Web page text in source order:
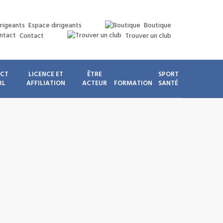
Espace dirigeants
Boutique
Contact
Trouver un club
LICENCE ET
AFFILIATION
ÊTRE
ACTEUR
FORMATION
SPORT
SANTÉ